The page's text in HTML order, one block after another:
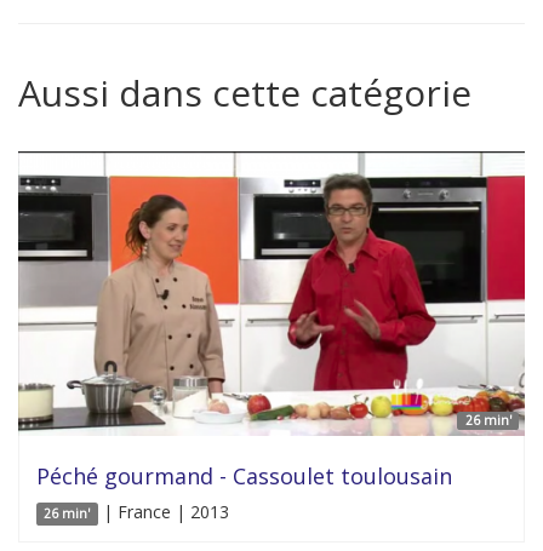
Aussi dans cette catégorie
26 min'
Péché gourmand - Cassoulet toulousain
26 min' | France | 2013